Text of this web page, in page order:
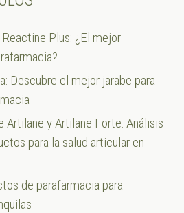
Plus: ¿El mejor
Descubre el mejor jarabe para
Artilane y Artilane Forte: Análisis
para la salud articular en
de parafarmacia para